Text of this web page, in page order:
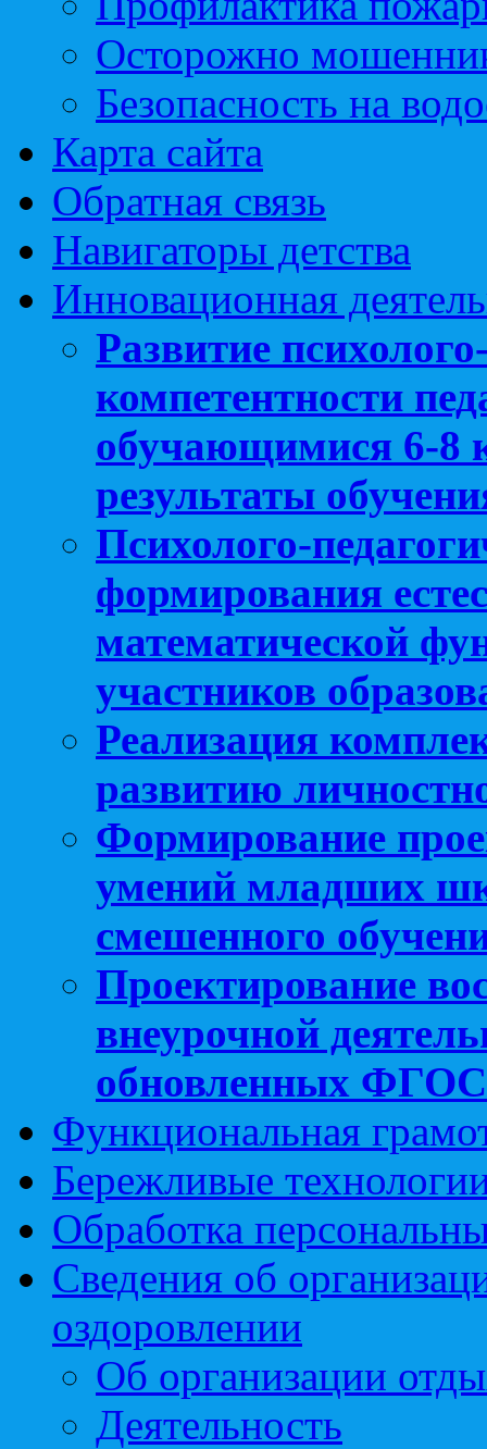
Осторожно
Безопасность на
Карта сайта
Обратная связь
Навигаторы детства
Инновационная
Развитие
компетентности
обучающимися 6-8
результаты
Психолого-
формирования
математической
участников
Реализация
развитию
Формирование
умений младших
смешенного
Проектирование
внеурочной
обновленных
Функциональная
Бережливые
Обработка
Сведения об
оздоровлении
Об организации
Деятельность